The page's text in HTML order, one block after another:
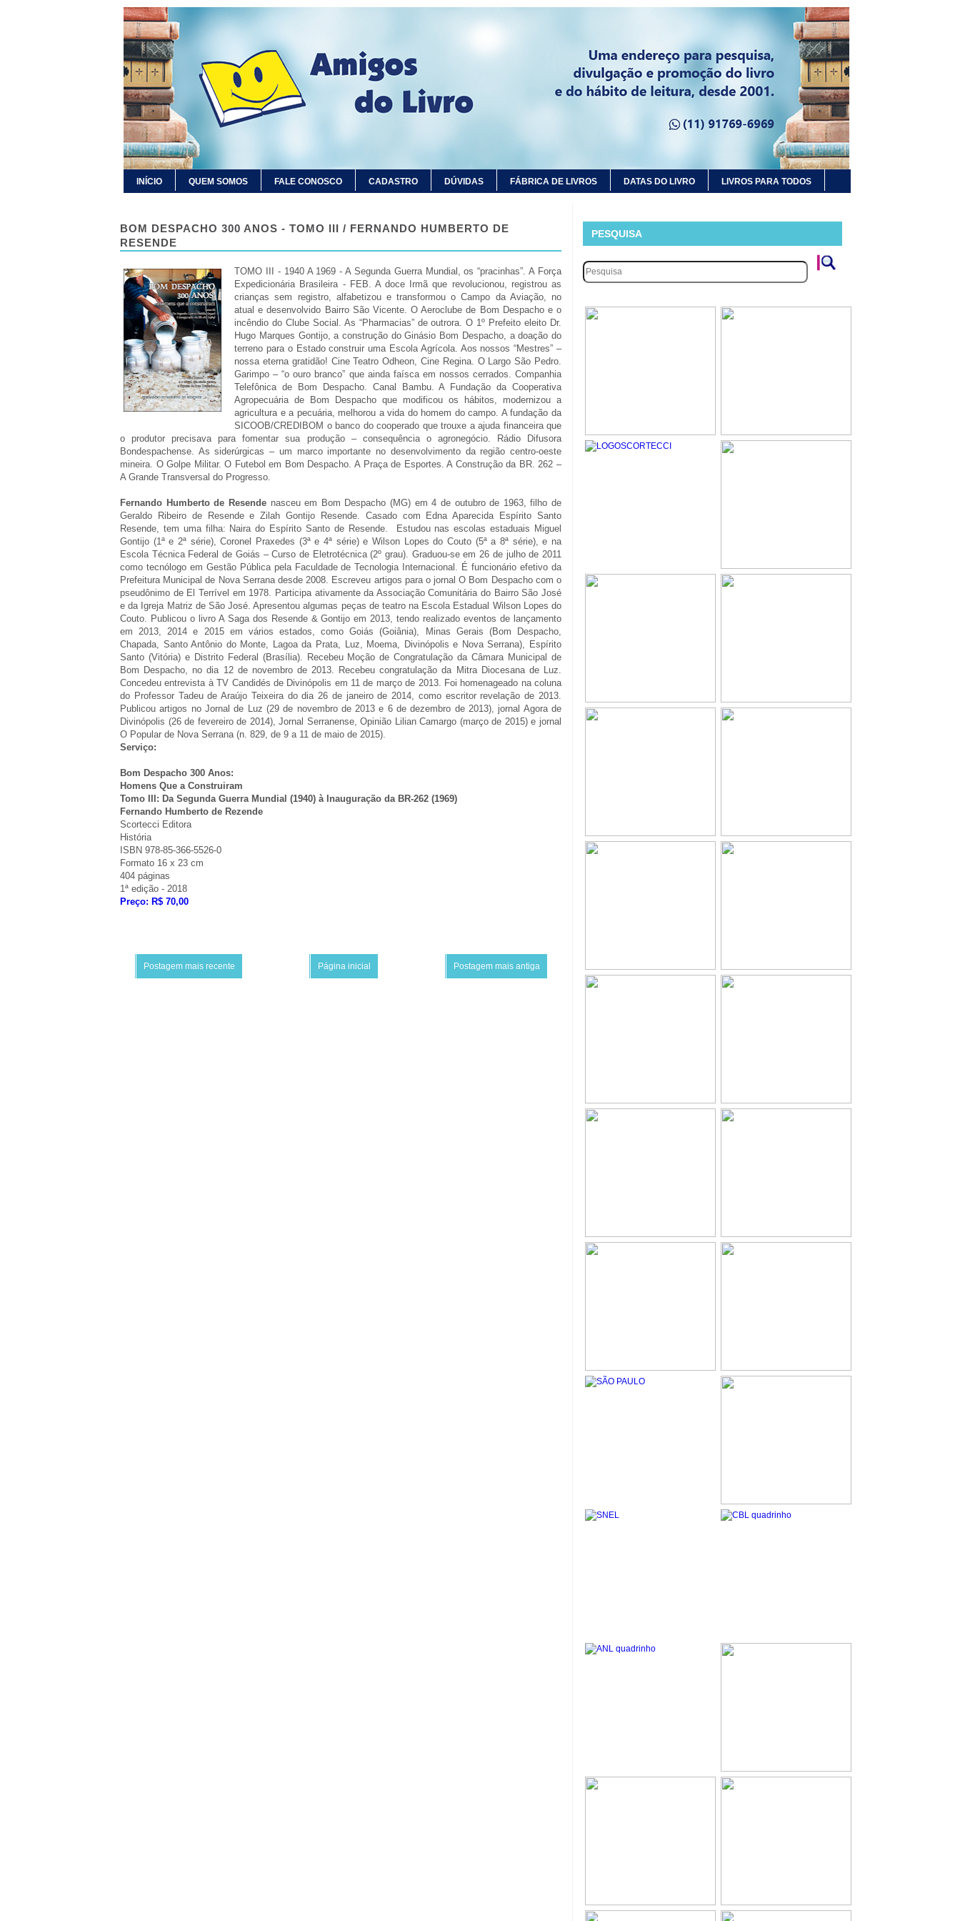
INÍCIO QUEM SOMOS FALE CONOSCO CADASTRO DÚVIDAS FÁBRICA DE LIVROS DATAS DO LIVRO LIVROS PARA TODOS
BOM DESPACHO 300 ANOS - TOMO III / FERNANDO HUMBERTO DE
RESENDE
TOMO III - 1940 A 1969 - A Segunda Guerra Mundial, os “pracinhas”. A Força
Expedicionária Brasileira - FEB. A doce Irmã que revolucionou, registrou as
crianças sem registro, alfabetizou e transformou o Campo da Aviação, no
atual e desenvolvido Bairro São Vicente. O Aeroclube de Bom Despacho e o
incêndio do Clube Social. As “Pharmacias” de outrora. O 1º Prefeito eleito Dr.
Hugo Marques Gontijo, a construção do Ginásio Bom Despacho, a doação do
terreno para o Estado construir uma Escola Agrícola. Aos nossos “Mestres” –
nossa eterna gratidão! Cine Teatro Odheon, Cine Regina. O Largo São Pedro.
Garimpo – “o ouro branco” que ainda faísca em nossos cerrados. Companhia
Telefônica de Bom Despacho. Canal Bambu. A Fundação da Cooperativa
Agropecuária de Bom Despacho que modificou os hábitos, modernizou a
agricultura e a pecuária, melhorou a vida do homem do campo. A fundação da
SICOOB/CREDIBOM o banco do cooperado que trouxe a ajuda financeira que
o produtor precisava para fomentar sua produção – consequência o agronegócio. Rádio Difusora
Bondespachense. As siderúrgicas – um marco importante no desenvolvimento da região centro-oeste
mineira. O Golpe Militar. O Futebol em Bom Despacho. A Praça de Esportes. A Construção da BR. 262 –
A Grande Transversal do Progresso.
Fernando Humberto de Resendenasceu em Bom Despacho (MG) em 4 de outubro de 1963, filho de
Geraldo Ribeiro de Resende e Zilah Gontijo Resende. Casado com Edna Aparecida Espírito Santo
Resende, tem uma filha: Naira do Espírito Santo de Resende. Estudou nas escolas estaduais Miguel
Gontijo (1ª e 2ª série), Coronel Praxedes (3ª e 4ª série) e Wilson Lopes do Couto (5ª a 8ª série), e na
Escola Técnica Federal de Goiás – Curso de Eletrotécnica (2º grau). Graduou-se em 26 de julho de 2011
como tecnólogo em Gestão Pública pela Faculdade de Tecnologia Internacional. É funcionário efetivo da
Prefeitura Municipal de Nova Serrana desde 2008. Escreveu artigos para o jornal O Bom Despacho com o
pseudônimo de El Terrível em 1978. Participa ativamente da Associação Comunitária do Bairro São José
e da Igreja Matriz de São José. Apresentou algumas peças de teatro na Escola Estadual Wilson Lopes do
Couto. Publicou o livro A Saga dos Resende & Gontijo em 2013, tendo realizado eventos de lançamento
em 2013, 2014 e 2015 em vários estados, como Goiás (Goiânia), Minas Gerais (Bom Despacho,
Chapada, Santo Antônio do Monte, Lagoa da Prata, Luz, Moema, Divinópolis e Nova Serrana), Espírito
Santo (Vitória) e Distrito Federal (Brasília). Recebeu Moção de Congratulação da Câmara Municipal de
Bom Despacho, no dia 12 de novembro de 2013. Recebeu congratulação da Mitra Diocesana de Luz.
Concedeu entrevista à TV Candidés de Divinópolis em 11 de março de 2013. Foi homenageado na coluna
do Professor Tadeu de Araújo Teixeira do dia 26 de janeiro de 2014, como escritor revelação de 2013.
Publicou artigos no Jornal de Luz (29 de novembro de 2013 e 6 de dezembro de 2013), jornal Agora de
Divinópolis (26 de fevereiro de 2014), Jornal Serranense, Opinião Lilian Camargo (março de 2015) e jornal
O Popular de Nova Serrana (n. 829, de 9 a 11 de maio de 2015).
Serviço:
Bom Despacho 300 Anos:
Homens Que a Construiram
Tomo III: Da Segunda Guerra Mundial (1940) à Inauguração da BR-262 (1969)
Fernando Humberto de Rezende
Scortecci Editora
História
ISBN 978-85-366-5526-0
Formato 16 x 23 cm
404 páginas
1ª edição - 2018
Preço: R$ 70,00
Postagem mais recente Postagem mais antiga
Página inicial
PESQUISA